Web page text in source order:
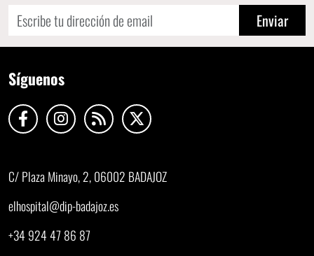
Enviar
Síguenos
C/ Plaza Minayo, 2, 06002 BADAJOZ
elhospital@dip-badajoz.es
+34 924 47 86 87